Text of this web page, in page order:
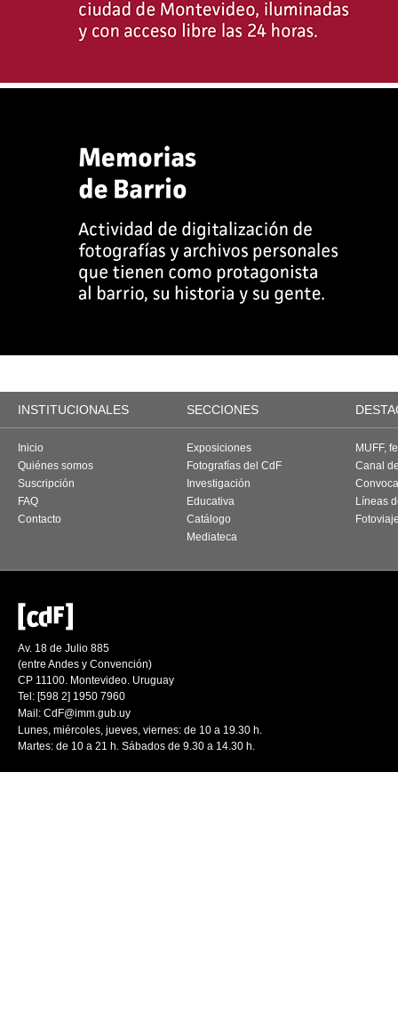
INSTITUCIONALES SECCIONES
Inicio
Quiénes somos
Suscripción
FAQ
Contacto
Exposiciones
Fotografías del CdF
Investigación
Educativa
Catálogo
Mediateca
MUFF,
Canal
Líneas
Av. 18 de Julio 885
(entre Andes y Convención)
CP 11100. Montevideo. Uruguay
Tel: [598 2] 1950 7960
Mail: CdF@imm.gub.uy
Lunes, miércoles, jueves, viernes: de 10 a 19.30 h.
Martes: de 10 a 21 h. Sábados de 9.30 a 14.30 h.